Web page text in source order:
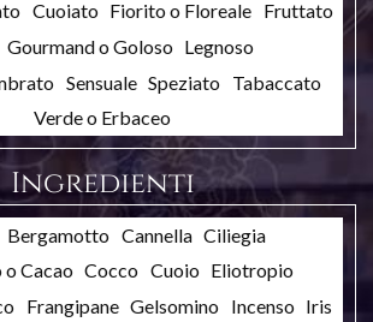
Cuoiato Fiorito o Floreale Fruttato
Gourmand o Goloso Legnoso
Sensuale Speziato Tabaccato
Verde o Erbaceo
Ingredienti
Bergamotto Cannella Ciliegia
Cacao Cocco Cuoio Eliotropio
Frangipane Gelsomino Incenso Iris